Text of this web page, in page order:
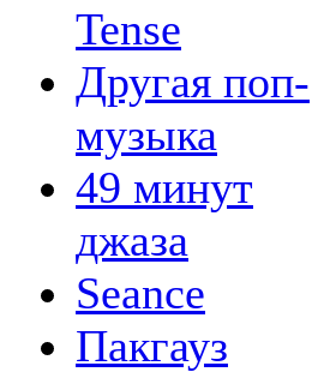
Tense
Другая поп-
музыка
49 минут
джаза
Seance
Пакгауз